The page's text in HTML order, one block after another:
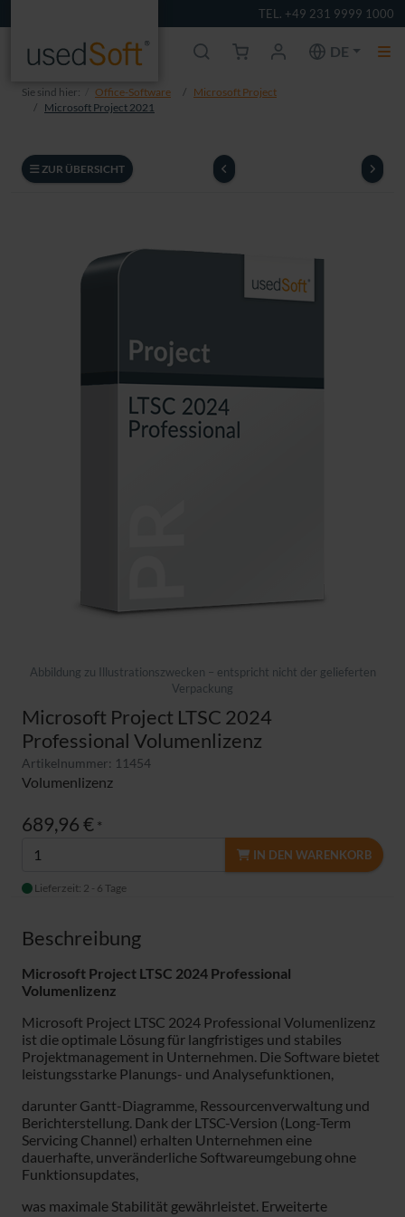
TEL. +49 231 9999 1000
DE
Sie sind hier: Office-Software
Microsoft Project
Microsoft Project 2021
ZUR ÜBERSICHT
Abbildung zu Illustrationszwecken – entspricht nicht der gelieferten
Verpackung
Microsoft Project LTSC 2024
Professional Volumenlizenz
Artikelnummer: 11454
Volumenlizenz
689,96 € *
IN DEN WARENKORB
Lieferzeit: 2 - 6 Tage
Beschreibung
Microsoft Project LTSC 2024 Professional
Volumenlizenz
Microsoft Project LTSC 2024 Professional Volumenlizenz
ist die optimale Lösung für langfristiges und stabiles
Projektmanagement in Unternehmen. Die Software bietet
leistungsstarke Planungs- und Analysefunktionen,
darunter Gantt-Diagramme, Ressourcenverwaltung und
Berichterstellung. Dank der LTSC-Version (Long-Term
Servicing Channel) erhalten Unternehmen eine
dauerhafte, unveränderliche Softwareumgebung ohne
Funktionsupdates,
was maximale Stabilität gewährleistet. Erweiterte